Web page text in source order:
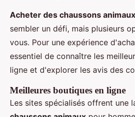
Acheter des chaussons animaux
sembler un défi, mais plusieurs
vous. Pour une expérience
essentiel de connaître les
ligne et d'explorer les avis des
Meilleures boutiques en ligne
Les sites spécialisés offrent une